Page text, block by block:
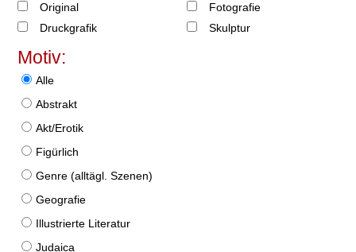
Original
Druckgrafik
Fotografie
Skulptur
Motiv:
Alle
Abstrakt
Akt/Erotik
Figürlich
Genre (alltägl. Szenen)
Geografie
Illustrierte Literatur
Judaica